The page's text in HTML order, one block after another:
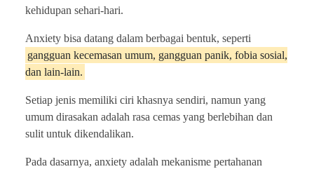
kehidupan sehari-hari.
Anxiety bisa datang dalam berbagai bentuk, seperti
gangguan kecemasan umum, gangguan panik, fobia sosial,
dan lain-lain.
Setiap jenis memiliki ciri khasnya sendiri, namun yang
umum dirasakan adalah rasa cemas yang berlebihan dan
sulit untuk dikendalikan.
Pada dasarnya, anxiety adalah mekanisme pertahanan